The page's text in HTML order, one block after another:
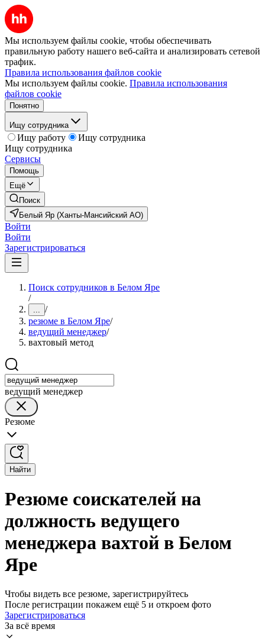
Мы используем файлы cookie, чтобы обеспечивать
правильную работу нашего веб-сайта и анализировать сетевой
трафик.
Правила использования файлов cookie
Мы используем файлы cookie. Правила использования
файлов cookie
Понятно
Ищу сотрудника
Ищу работу
Ищу сотрудника
Ищу сотрудника
Сервисы
Помощь
Ещё
Поиск
Белый Яр (Ханты-Мансийский АО)
Войти
Войти
Зарегистрироваться
Поиск сотрудников в Белом Яре
/
... /
резюме в Белом Яре/
ведущий менеджер/
вахтовый метод
ведущий менеджер
Резюме
Найти
Резюме соискателей на
должность ведущего
менеджера вахтой в Белом
Яре
Чтобы видеть все резюме, зарегистрируйтесь
После регистрации покажем ещё 5 и откроем фото
Зарегистрироваться
За всё время